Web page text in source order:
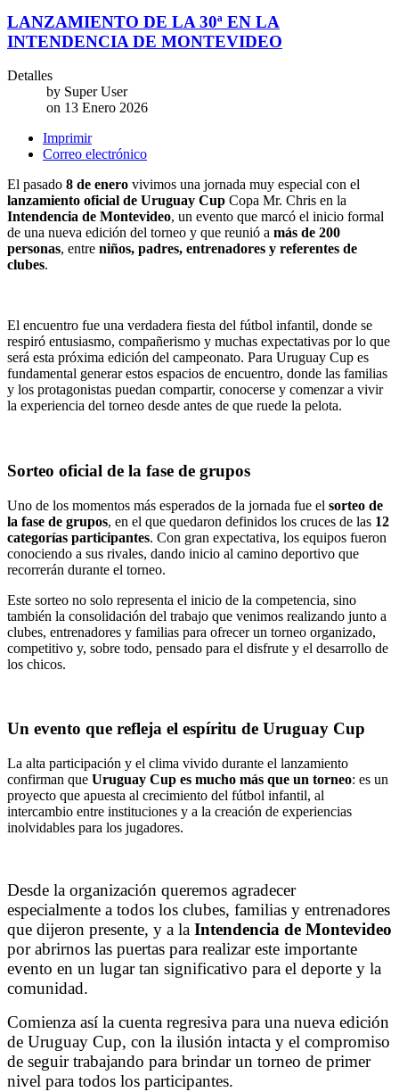
LANZAMIENTO DE LA 30ª EN LA
INTENDENCIA DE MONTEVIDEO
Detalles
by Super User
on 13 Enero 2026
Imprimir
Correo electrónico
El pasado 8 de enero vivimos una jornada muy especial con el
lanzamiento oficial de Uruguay Cup Copa Mr. Chris en la
Intendencia de Montevideo, un evento que marcó el inicio formal
de una nueva edición del torneo y que reunió a más de 200
personas, entre niños, padres, entrenadores y referentes de
clubes.
El encuentro fue una verdadera fiesta del fútbol infantil, donde se
respiró entusiasmo, compañerismo y muchas expectativas por lo que
será esta próxima edición del campeonato. Para Uruguay Cup es
fundamental generar estos espacios de encuentro, donde las familias
y los protagonistas puedan compartir, conocerse y comenzar a vivir
la experiencia del torneo desde antes de que ruede la pelota.
Sorteo oficial de la fase de grupos
Uno de los momentos más esperados de la jornada fue el sorteo de
la fase de grupos, en el que quedaron definidos los cruces de las 12
categorías participantes. Con gran expectativa, los equipos fueron
conociendo a sus rivales, dando inicio al camino deportivo que
recorrerán durante el torneo.
Este sorteo no solo representa el inicio de la competencia, sino
también la consolidación del trabajo que venimos realizando junto a
clubes, entrenadores y familias para ofrecer un torneo organizado,
competitivo y, sobre todo, pensado para el disfrute y el desarrollo de
los chicos.
Un evento que refleja el espíritu de Uruguay Cup
La alta participación y el clima vivido durante el lanzamiento
confirman que Uruguay Cup es mucho más que un torneo: es un
proyecto que apuesta al crecimiento del fútbol infantil, al
intercambio entre instituciones y a la creación de experiencias
inolvidables para los jugadores.
Desde la organización queremos agradecer
especialmente a todos los clubes, familias y entrenadores
que dijeron presente, y a la Intendencia de Montevideo
por abrirnos las puertas para realizar este importante
evento en un lugar tan significativo para el deporte y la
comunidad.
Comienza así la cuenta regresiva para una nueva edición
de Uruguay Cup, con la ilusión intacta y el compromiso
de seguir trabajando para brindar un torneo de primer
nivel para todos los participantes.